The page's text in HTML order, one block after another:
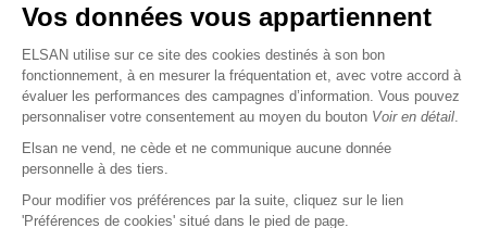
Vos données vous appartiennent
ELSAN utilise sur ce site des cookies destinés à son bon
fonctionnement, à en mesurer la fréquentation et, avec votre accord à
évaluer les performances des campagnes d’information. Vous pouvez
personnaliser votre consentement au moyen du bouton Voir en détail
Elsan ne vend, ne cède et ne communique aucune donnée
personnelle à des tiers.
Pour modifier vos préférences par la suite, cliquez sur le lien
'Préférences de cookies' situé dans le pied de page.
Nous rejoindre
Devenir fournisseur
© Copyright 2026 Elsan
Mentions Légales-Données personnelles
Agence digitale : VOID